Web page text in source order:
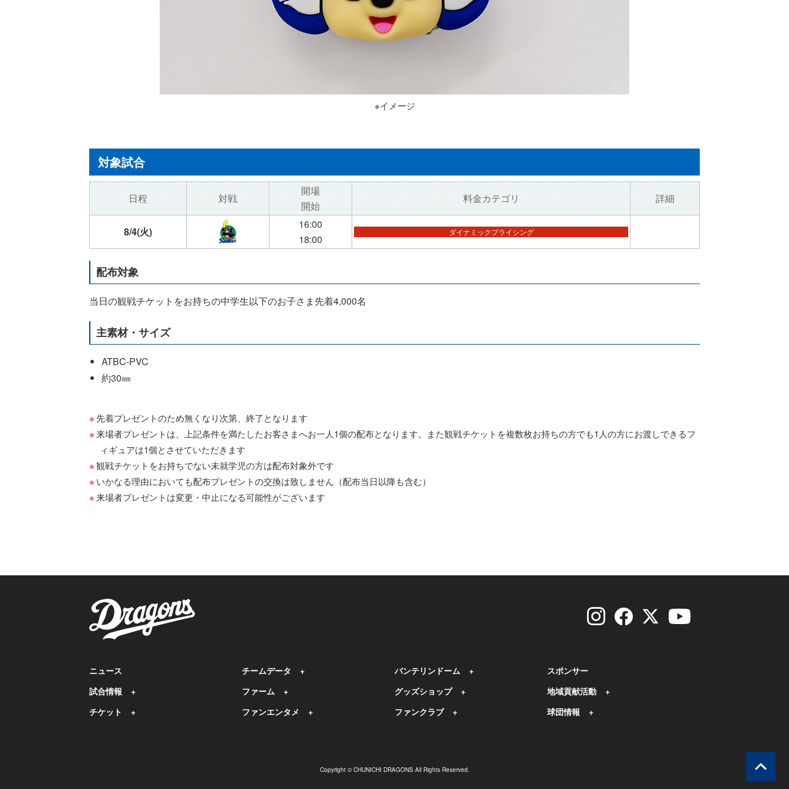
※イメージ
対象試合
日程 対戦
開場
開始
料金カテゴリ 詳細
8/4(火)
16:00
18:00
ダイナミックプライシング
配布対象
当日の観戦チケットをお持ちの中学生以下のお子さま先着4,000名
主素材・サイズ
ATBC-PVC
約30㎜
先着プレゼントのため無くなり次第、終了となります
来場者プレゼントは、上記条件を満たしたお客さまへお一人1個の配布となります。また観戦チケットを複数枚お持ちの方でも1人の方にお渡しできるフ
ィギュアは1個とさせていただきます
観戦チケットをお持ちでない未就学児の方は配布対象外です
いかなる理由においても配布プレゼントの交換は致しません（配布当日以降も含む）
来場者プレゼントは変更・中止になる可能性がございます
ニュース
試合情報
チケット
チームデータ
ファーム
ファンエンタメ
バンテリンドーム
グッズショップ
ファンクラブ
スポンサー
地域貢献活動
球団情報
Copyright © CHUNICHI DRAGONS All Rights Reserved.